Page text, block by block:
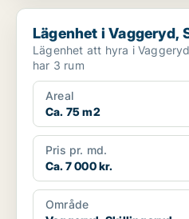
Lägenhet i Vaggeryd,
Lägenhet i Vaggeryd,
Lägenhet att hyra i Vaggeryd,
har 3 rum
Areal
Ca. 75 m2
Pris pr. md.
Ca. 7 000 kr.
Område